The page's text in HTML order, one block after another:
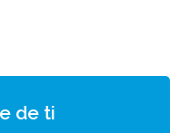
de ti